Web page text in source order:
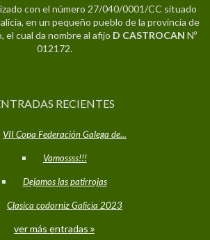
con el número 27/040/0001/CC situado
en un pequeño pueblo de la provincia de
el cual da nombre al afijo D CASTROCAN Nº
012172.
RECIENTES
VII Copa Federación Galega de...
Vamossss!!!
Dejamos las patirrojas
Clasica codorniz Galicia 2023
ver más entradas